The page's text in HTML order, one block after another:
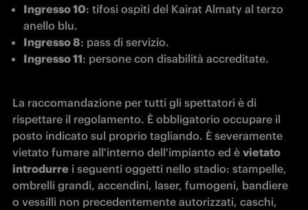
Ingresso 10: tifosi ospiti del Kairat Almaty al terzo
anello blu.
Ingresso 8: pass di servizio.
Ingresso 11: persone con disabilità accreditate.
La raccomandazione per tutti gli spettatori è di
rispettare il regolamento. È obbligatorio occupare il
posto indicato sul proprio tagliando. È severamente
vietato fumare all'interno dell'impianto ed è vietato
introdurre i seguenti oggetti nello stadio: stampelle,
ombrelli grandi, accendini, laser, fumogeni, bandiere
o vessilli non precedentemente autorizzati, caschi,